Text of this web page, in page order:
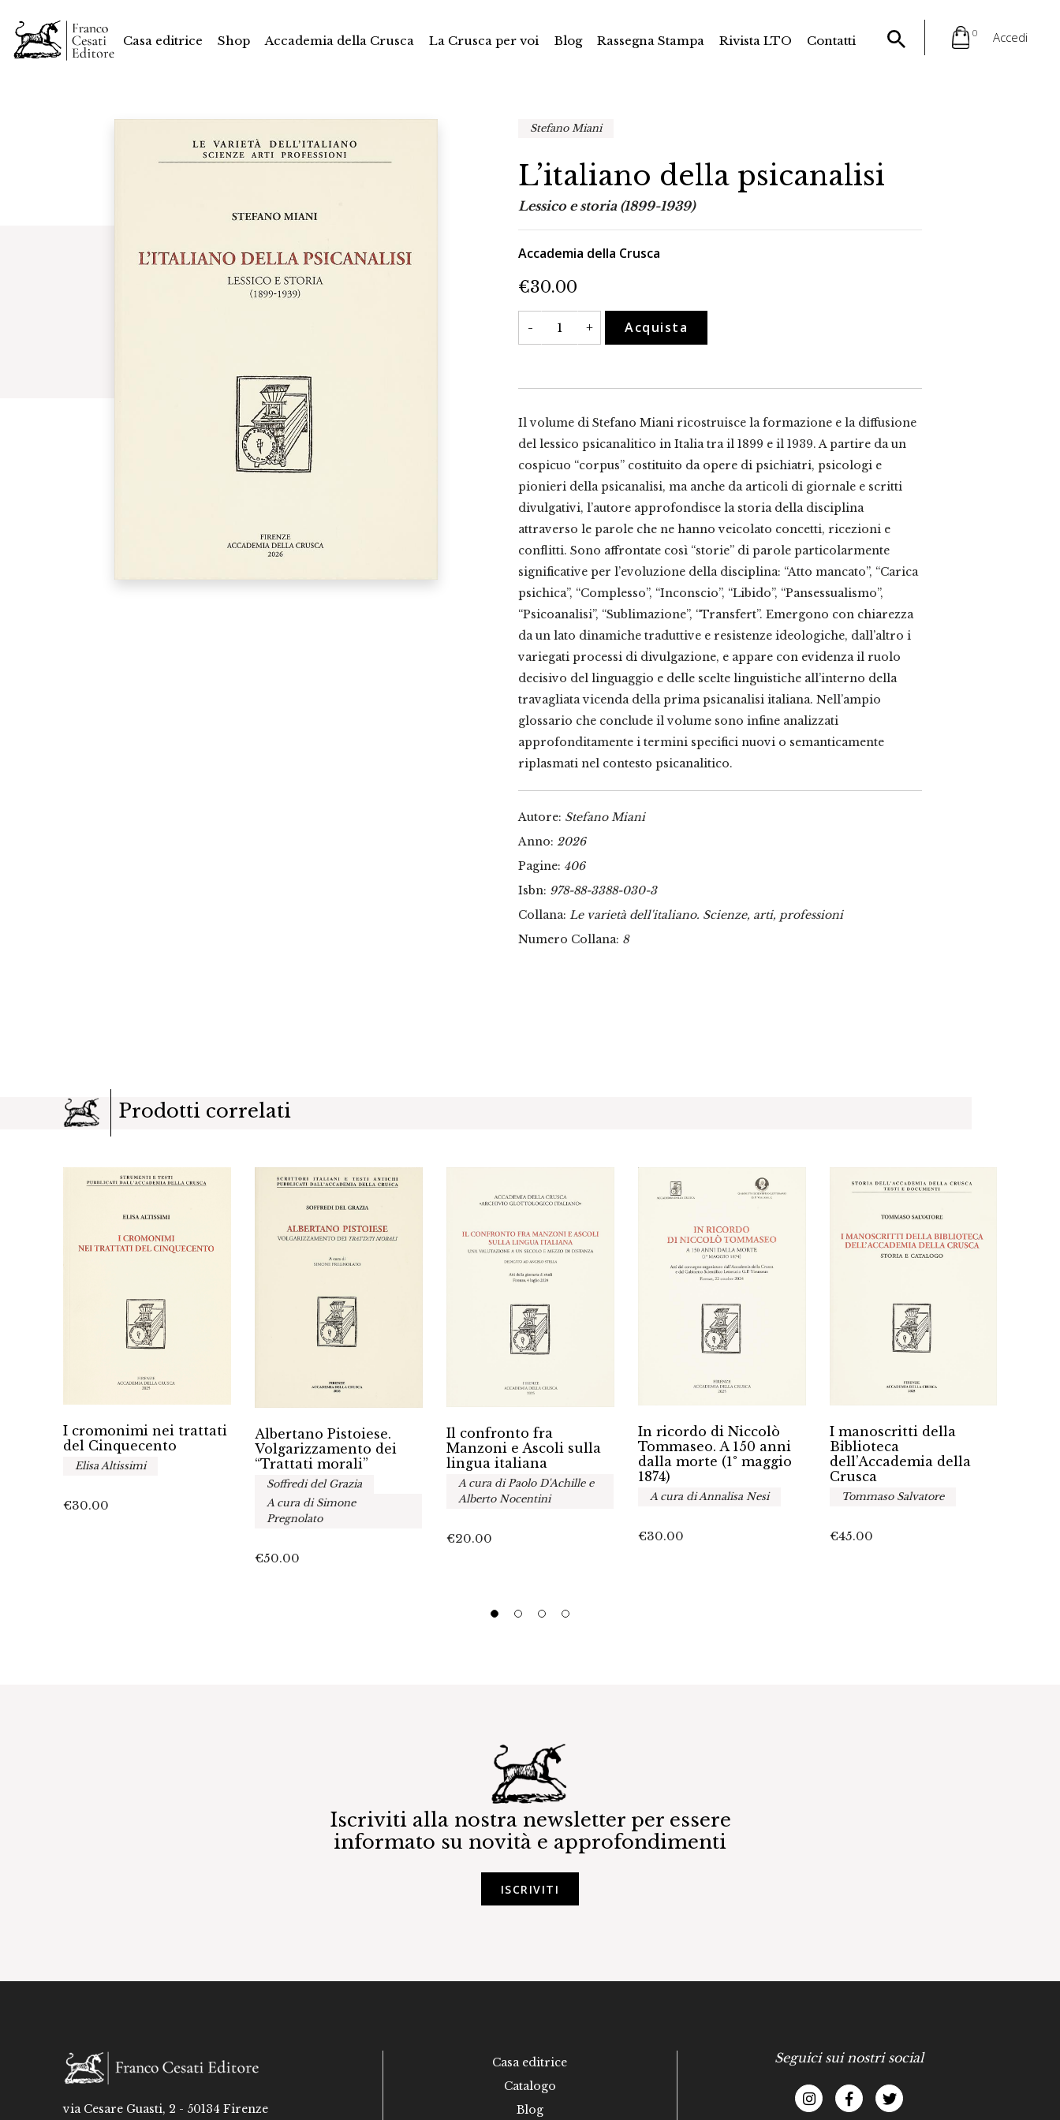
Casa editrice Shop Accademia della Crusca La Crusca per voi Blog Rassegna Stampa Rivista LTO Contatti
0 Accedi
Stefano Miani
L’italiano della psicanalisi
Lessico e storia (1899-1939)
Accademia della Crusca
€30.00
-
L'italiano
della
psicanalisi
+ Acquista
Il volume di Stefano Miani ricostruisce la formazione e la diffusione
del lessico psicanalitico in Italia tra il 1899 e il 1939. A partire da un
cospicuo “corpus” costituito da opere di psichiatri, psicologi e
pionieri della psicanalisi, ma anche da articoli di giornale e scritti
divulgativi, l’autore approfondisce la storia della disciplina
attraverso le parole che ne hanno veicolato concetti, ricezioni e
conflitti. Sono affrontate così “storie” di parole particolarmente
significative per l’evoluzione della disciplina: “Atto mancato”, “Carica
psichica”, “Complesso”, “Inconscio”, “Libido”, “Pansessualismo”,
“Psicoanalisi”, “Sublimazione”, “Transfert”. Emergono con chiarezza
da un lato dinamiche traduttive e resistenze ideologiche, dall’altro i
variegati processi di divulgazione, e appare con evidenza il ruolo
decisivo del linguaggio e delle scelte linguistiche all’interno della
travagliata vicenda della prima psicanalisi italiana. Nell’ampio
glossario che conclude il volume sono infine analizzati
approfonditamente i termini specifici nuovi o semanticamente
riplasmati nel contesto psicanalitico.
Autore: Stefano Miani
Anno: 2026
Pagine: 406
Isbn: 978-88-3388-030-3
Collana: Le varietà dell'italiano. Scienze, arti, professioni
Numero Collana: 8
Prodotti correlati
I cromonimi nei trattati
del Cinquecento
Elisa Altissimi
€30.00
Albertano Pistoiese.
Volgarizzamento dei
“Trattati morali”
Soffredi del Grazia
A cura di Simone
Pregnolato
€50.00
Il confronto fra
Manzoni e Ascoli sulla
lingua italiana
A cura di Paolo D'Achille e
Alberto Nocentini
€20.00
In ricordo di Niccolò
Tommaseo. A 150 anni
dalla morte (1° maggio
1874)
A cura di Annalisa Nesi
€30.00
I manoscritti della
Biblioteca
dell’Accademia della
Crusca
Tommaso Salvatore
€45.00
Iscriviti alla nostra newsletter per essere
informato su novità e approfondimenti
ISCRIVITI
via Cesare Guasti, 2 - 50134 Firenze
Casa editrice
Catalogo
Blog
Seguici sui nostri social